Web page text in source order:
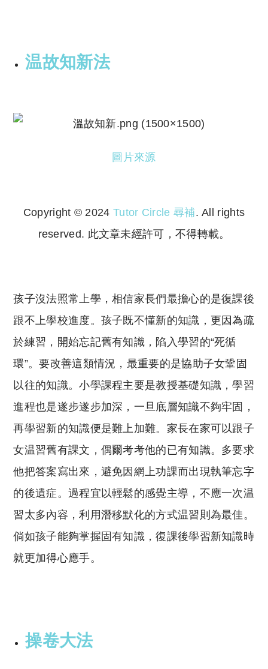
温故知新法
圖片來源
Copyright © 2024 Tutor Circle 尋補. All rights
reserved. 此文章未經許可，不得轉載。
孩子沒法照常上學，相信家長們最擔心的是復課後
跟不上學校進度。孩子既不懂新的知識，更因為疏
於練習，開始忘記舊有知識，陷入學習的“死循
環”。要改善這類情況，最重要的是協助子女鞏固
以往的知識。小學課程主要是教授基礎知識，學習
進程也是遂步遂步加深，一旦底層知識不夠牢固，
再學習新的知識便是難上加難。家長在家可以跟子
女温習舊有課文，偶爾考考他的已有知識。多要求
他把答案寫出來，避免因網上功課而出現執筆忘字
的後遺症。過程宜以輕鬆的感覺主導，不應一次温
習太多內容，利用潛移默化的方式温習則為最佳。
倘如孩子能夠掌握固有知識，復課後學習新知識時
就更加得心應手。
操卷大法